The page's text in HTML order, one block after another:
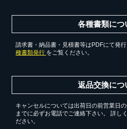
各種書類につ
請求書・納品書・見積書等はPDFにて発
種書類発行 をご覧ください。
返品交換につ
キャンセルについては出荷日の前営業日
までに必ずお電話でご連絡下さい。 詳し
ださい。